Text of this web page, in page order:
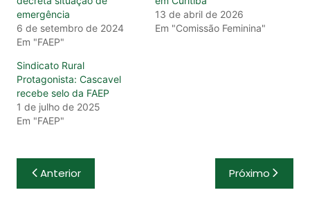
emergência
6 de setembro de 2024
Em "FAEP"
13 de abril de 2026
Em "Comissão Feminina"
Sindicato Rural
Protagonista: Cascavel
recebe selo da FAEP
1 de julho de 2025
Em "FAEP"
Navegação
de
Anterior Próximo